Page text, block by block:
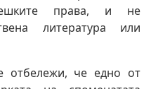
права, и не
литература или
че едно от